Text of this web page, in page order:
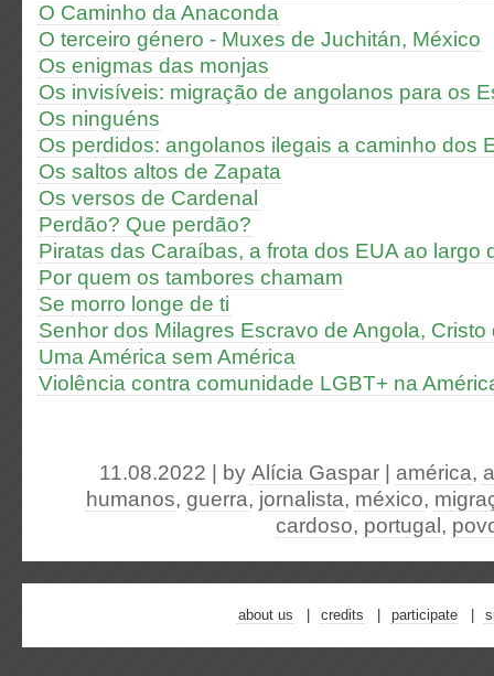
O Caminho da Anaconda
O terceiro género - Muxes de Juchitán, México
Os enigmas das monjas
Os invisíveis: migração de angolanos para os
Os ninguéns
Os perdidos: angolanos ilegais a caminho dos
Os saltos altos de Zapata
Os versos de Cardenal
Perdão? Que perdão?
Piratas das Caraíbas, a frota dos EUA ao largo
Por quem os tambores chamam
Se morro longe de ti
Senhor dos Milagres Escravo de Angola, Cristo
Uma América sem América
Violência contra comunidade LGBT+ na
11.08.2022 | by Alícia Gaspar américa,
humanos, guerra, jornalista, méxico,
cardoso, portugal ,
about us credits participate